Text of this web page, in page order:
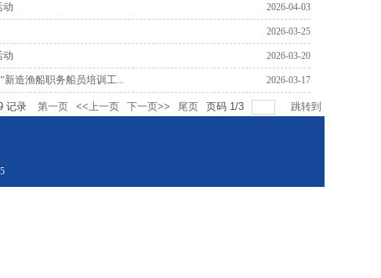
动 2026-04-03
2026-03-25
动 2026-03-20
造渔船职务船员培训工... 2026-03-17
记录 第一页 <<上一页 下一页>> 尾页 页码 1/3 跳转到